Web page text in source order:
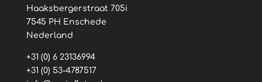
Haaksbergerstraat 705i
7545 PH Enschede
Nederland
+31 (0) 6 23136994
+31 (0) 53-4787517